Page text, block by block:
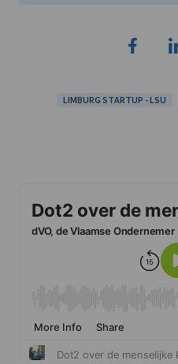
LIMBURG STARTUP - LSU